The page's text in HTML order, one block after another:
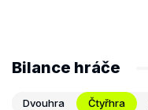
Bilance hráče
Dvouhra Čtyřhra